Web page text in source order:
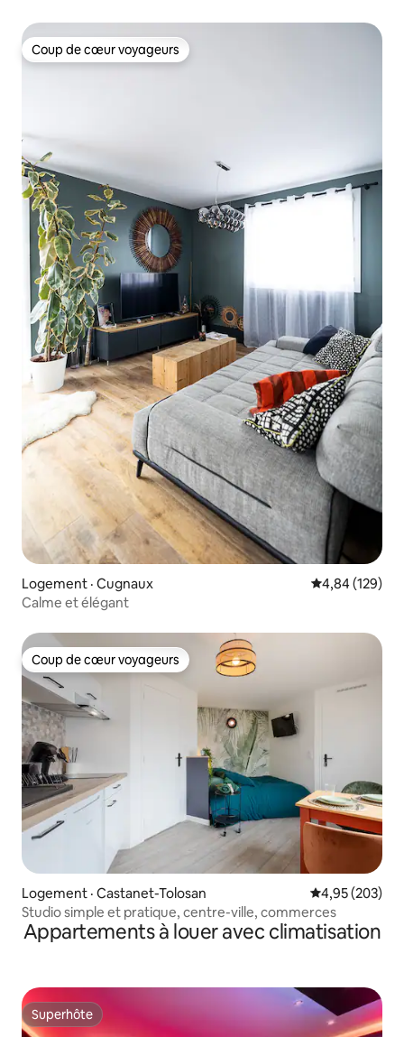
Coup de cœur voyageurs
Coup de cœur voyageurs
Logement · Cugnaux Note
4,84 (129)
Calme et élégant
Coup de cœur voyageurs
Coup de cœur voyageurs
Logement · Castanet-Tolosan Note
4,95 (203)
Studio simple et pratique, centre-ville, commerces
Appartements à louer avec climatisation
Superhôte
Superhôte